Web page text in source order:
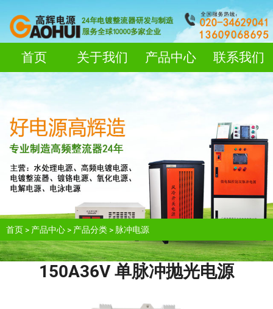
首页 关于我们 产品中心 联系我们
首页 > 产品中心 > 产品分类 > 脉冲电源
150A36V 单脉冲抛光电源